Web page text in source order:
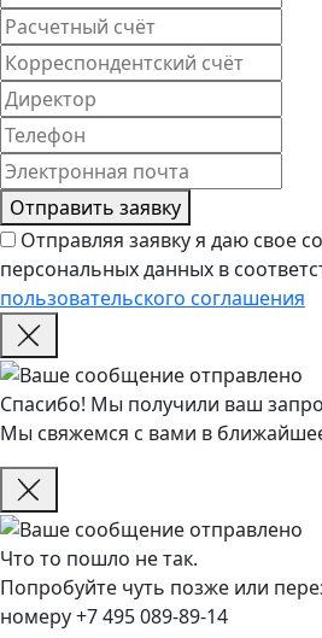
Отправить заявку
Отправляя заявку я даю свое
персональных данных в
пользовательского соглашения
Спасибо! Мы получили ваш
Мы свяжемся с вами в
Что то пошло не так.
Попробуйте чуть позже или
номеру +7 495 089-89-14